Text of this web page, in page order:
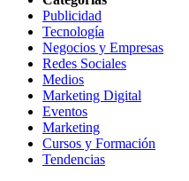
Publicidad
Tecnología
Negocios y Empresas
Redes Sociales
Medios
Marketing Digital
Eventos
Marketing
Cursos y Formación
Tendencias